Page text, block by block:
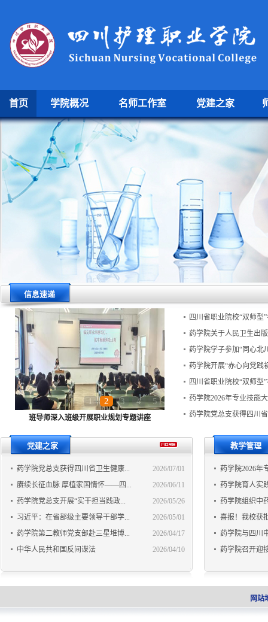
首页 学院概况 名师工作室 党建之家
信息速递
1 2 3 4 5
筑牢思想根基 端正入党初心——学生入党...
四川省职业院校“双师型
药学院关于人民卫生出
药学院学子参加“同心北
药学院开展“赤心向党践
四川省职业院校“双师型
药学院2026年专业技能
药学院党总支获得四川
党建之家
药学院党总支获得四川省卫生健康...
2026/07/01
赓续长征血脉 厚植家国情怀——四...
2026/06/11
药学院党总支开展“实干担当践政...
2026/05/26
习近平：在省部级主要领导干部学...
2026/05/01
药学院第二教师党支部赴三星堆博...
2026/04/17
中华人民共和国反间谍法
2026/04/10
教学管理
药学院2026年
药学院育人实
药学院组织中
喜报！我校获
药学院与四川
药学院召开迎
网站